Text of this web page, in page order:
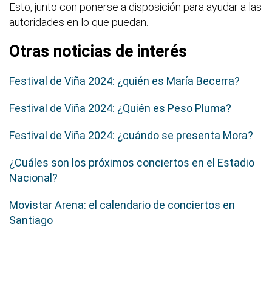
Esto, junto con ponerse a disposición para ayudar a las
autoridades en lo que puedan.
Otras noticias de interés
Festival de Viña 2024: ¿quién es María Becerra?
Festival de Viña 2024: ¿Quién es Peso Pluma?
Festival de Viña 2024: ¿cuándo se presenta Mora?
¿Cuáles son los próximos conciertos en el Estadio
Nacional?
Movistar Arena: el calendario de conciertos en
Santiago